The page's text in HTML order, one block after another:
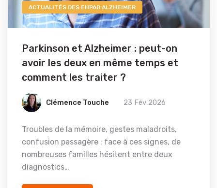
ACTUALITÉS DES EHPAD ALZHEIMER
Parkinson et Alzheimer : peut-on
avoir les deux en même temps et
comment les traiter ?
Clémence Touche 23 Fév 2026
Troubles de la mémoire, gestes maladroits,
confusion passagère : face à ces signes, de
nombreuses familles hésitent entre deux
diagnostics…